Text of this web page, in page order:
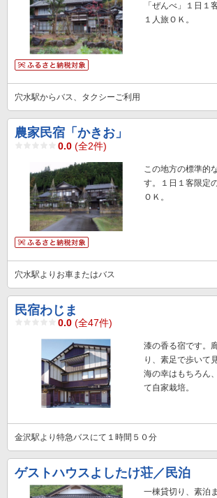
「ぜんべ」１日１
１人旅ＯＫ。
穴水駅からバス、タクシーご利用
農家民宿「かきお」
0.0 (全2件)
この地方の標準的
す。１日１客限定
ＯＫ。
穴水駅よりお車またはバス
民宿わじま
0.0 (全47件)
漆の香る宿です。
り、素足で歩いて
海の幸はもちろん
て自家栽培。
金沢駅より特急バスにて１時間５０分
ゲストハウスよしたけ荘／民泊
一棟貸切り、素泊